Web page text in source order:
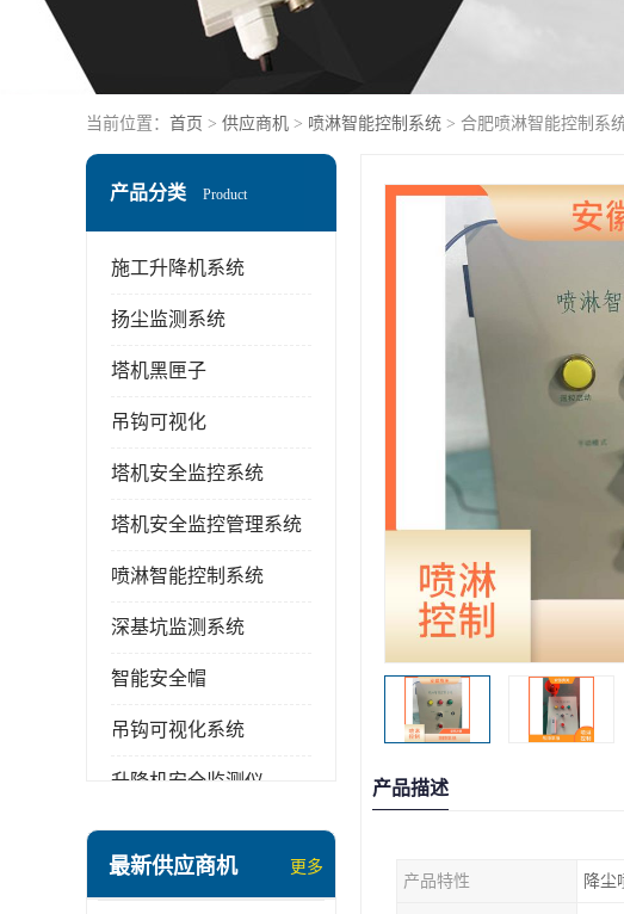
当前位置： 首页 > 供应商机 > 喷淋智能控制系统 > 合肥喷淋智能控制系
产品分类 Product
施工升降机系统
扬尘监测系统
塔机黑匣子
吊钩可视化
塔机安全监控系统
塔机安全监控管理系统
喷淋智能控制系统
深基坑监测系统
智能安全帽
吊钩可视化系统
升降机安全监测仪
最新供应商机 更多
产品描述
产品特性 降尘